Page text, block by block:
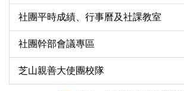
社團平時成績、行事曆及社課教室
社團幹部會議專區
芝山親善大使團校隊